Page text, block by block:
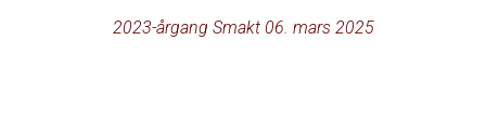
2023-årgang Smakt 06. mars 2025